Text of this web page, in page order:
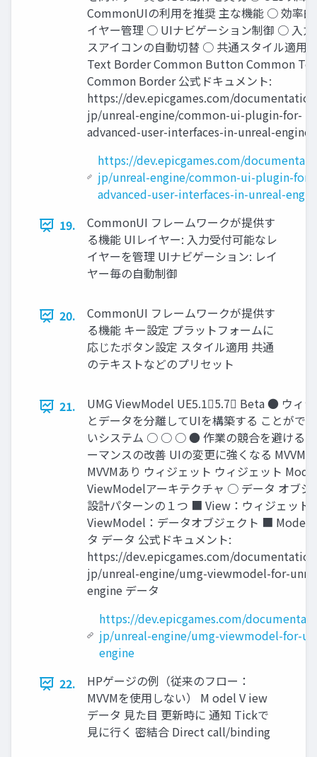
CommonUIの利用を推奨 主な機能 ○ 効率
イヤー管理 ○ UIナビゲーション制御 ○ 入力
スアイコンの自動切替 ○ 共通スタイル適用
Text Border Common Button Common
Common Border 公式ドキュメント:
https://dev.epicgames.com/
jp/unreal-engine/common-ui-plugin-for-
advanced-user-interfaces-in-unreal-engine
https://dev.epicgames.com/
jp/unreal-engine/common-ui-plugin-for-
advanced-user-interfaces-in-unreal-
19.
CommonUI フレームワークが提供す
る機能 UIレイヤー: 入力受付可能なレ
イヤーを管理 UIナビゲーション: レイ
ヤー毎の自動制御
20.
CommonUI フレームワークが提供す
る機能 キー設定 プラットフォームに
応じたボタン設定 スタイル適用 共通
のテキストなどのプリセット
21.
UMG ViewModel UE5.15.7 Beta ● ウィ
とデータを分離してUIを構築する ことがで
いシステム ○ ○ ○ ● 作業の競合を避ける
ーマンスの改善 UIの変更に強くなる MVVM
MVVMあり ウィジェット ウィジェット
ViewModelアーキテクチャ ○ データ オブジ
設計パターンの１つ ■ View：ウィジェッ
ViewModel：データオブジェクト ■ Model
タ データ 公式ドキュメント:
https://dev.epicgames.com/
jp/unreal-engine/umg-viewmodel-for-
engine データ
https://dev.epicgames.com/
jp/unreal-engine/umg-viewmodel-for-
engine
22.
HPゲージの例（従来のフロー：
MVVMを使用しない） M odel V iew
データ 見た目 更新時に 通知 Tickで
見に行く 密結合 Direct call/binding